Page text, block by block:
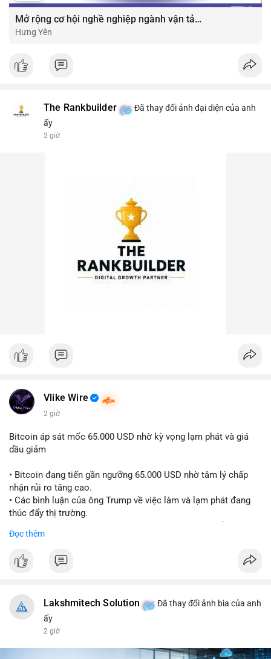
Mở rộng cơ hội nghề nghiệp ngành vận tải - lái xe với mức lương bứt phá ?
Hưng Yên
The Rankbuilder
Đã thay đổi ảnh đại diện của anh
ấy
2 giờ
Vlike Wire
2 giờ
Bitcoin áp sát mốc 65.000 USD nhờ kỳ vọng lạm phát và giá
dầu giảm
• Bitcoin đang tiến gần ngưỡng 65.000 USD nhờ tâm lý chấp
nhận rủi ro tăng cao.
• Các bình luận của ông Trump về việc làm và lạm phát đang
thúc đẩy thị trường.
tăng của tài sản rủi ro.
phiếu kho bạc và chỉ số USD có giảm hay không.
$btc
Đọc thêm
Lakshmitech Solution
Đã thay đổi ảnh bìa của anh
ấy
2 giờ